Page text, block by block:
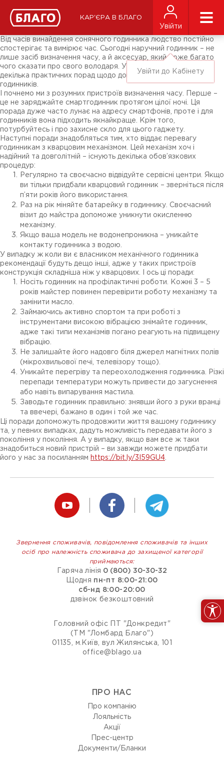
КАР'ЄРА В БЛАГО
Увійти
Увійти до Кабінету
ЗМІ про нас
Підписники соц-мереж
Ярмарки
Від часів винайдення сонячного годинника людство постійно
спостерігає та вимірює час. Сьогодні наручний годинник – не
лише засіб визначення часу, а й аксесуар, який може багато
чого сказати про свого володаря. У цьому матеріалі ми дамо
декілька практичних порад щодо догляду за різними типами
годинників.
І почнемо ми з розумних пристроїв визначення часу. Перше –
це не заряджайте смартгодинник протягом цілої ночі. Ця
порада дуже часто лунає на адресу смартфонів, проте і для
годинників вона підходить якнайкраще. Крім того,
потурбуйтесь і про захисне скло для цього гаджету.
Наступні поради знадобляться тим, хто віддає перевагу
годинникам з кварцовим механізмом. Цей механізм хоч і
надійний та довголітній – існують декілька обов’язкових
процедур:
Регулярно та своєчасно відвідуйте сервісні центри. Якщо
ви тільки придбали кварцовий годинник – зверніться після
п’яти років його використання.
Раз на рік міняйте батарейку в годиннику. Своєчасний
візит до майстра допоможе уникнути окисленню
механізму.
Якщо ваша модель не водонепроникна – уникайте
контакту годинника з водою.
У випадку ж коли ви є власником механічного годинника
рекомендації будуть дещо інші, адже у таких пристроїв
конструкція складніша ніж у кварцових. І ось ці поради:
Носіть годинник на профілактичні роботи. Кожні 3 – 5
років майстер повинен перевірити роботу механізму та
замінити масло.
Займаючись активно спортом та при роботі з
інструментами високою вібрацією знімайте годинник,
адже такі типи механізмів погано реагують на підвищену
вібрацію.
Не залишайте його надовго біля джерел магнітних полів
(мікрохвильової печі, телевізору тощо).
Уникайте перегріву та переохолодження годинника. Різкі
перепади температури можуть привести до загуснення
або навіть випарування мастила.
Заводьте годинник правильно: знявши його з руки вранці
та ввечері, бажано в один і той же час.
Ці поради допоможуть продовжити життя вашому годиннику
та, у певних випадках, дадуть можливість передавати його з
покоління у покоління. А у випадку, якщо вам все ж таки
знадобиться новий пристрій – ви завжди можете придбати
його у нас за посиланням https://bit.ly/3I59GU4
Звернення споживачів, повідомлення споживачів та інших
осіб про належність споживача до захищеної категорії
приймаються:
Гаряча лінія 0 (800) 30-30-32
Щодня пн-пт 8:00-21:00
сб-нд 8:00-20:00
дзвінок безкоштовний
Головний офіс ПТ "Донкредит"
(ТМ "Ломбард Благо")
01135, м.Київ, вул Жилянська, 101
office@blago.ua
ПРО НАС
Про компанію
Лояльність
Акції
Прес-центр
Документи/Бланки